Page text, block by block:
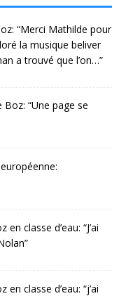
: “Merci Mathilde pour
la musique beliver
a trouvé que l’on…”
Boz: “Une page se
:
en classe d’eau: “J’ai
”
en classe d’eau: “j’ai